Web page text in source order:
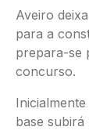
Aveiro
para a
prepara-se
concurso.
base subirá